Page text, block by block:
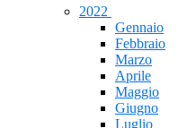
2022
Gennaio
Febbraio
Marzo
Aprile
Maggio
Giugno
Luglio